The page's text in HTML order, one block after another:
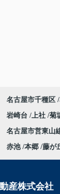
名古屋市千種区
岩崎台 上社 菊
名古屋市営東山
赤池 本郷 藤が
産株式会社